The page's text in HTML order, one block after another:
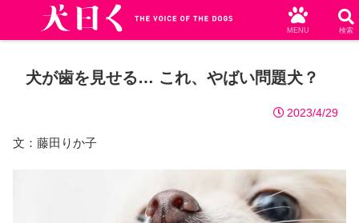
犬が歯を見せる… これ、やばい問題犬？
2023/4/29
文：藤田りか子
MENU 検索